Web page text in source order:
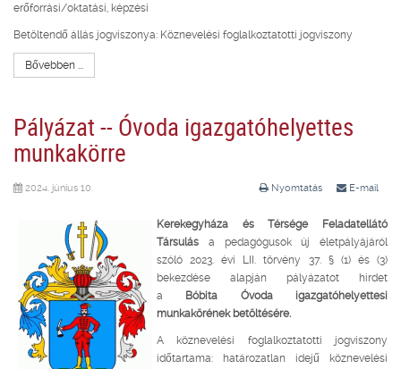
erőforrási/oktatási, képzési
Betöltendő állás jogviszonya: Köznevelési foglalkoztatotti jogviszony
Bővebben ...
Pályázat -- Óvoda igazgatóhelyettes
munkakörre
Nyomtatás E-mail
2024. június 10.
Kerekegyháza és Térsége Feladatellátó
Társulás a pedagógusok új életpályájáról
szóló 2023. évi LII. törvény 37. § (1) és (3)
bekezdése alapján pályázatot hirdet
a
Bóbita Óvoda igazgatóhelyettesi
munkakörének betöltésére.
A köznevelési foglalkoztatotti jogviszony
időtartama: határozatlan idejű köznevelési